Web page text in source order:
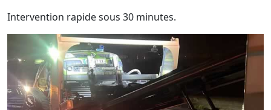
Intervention rapide sous 30 minutes.